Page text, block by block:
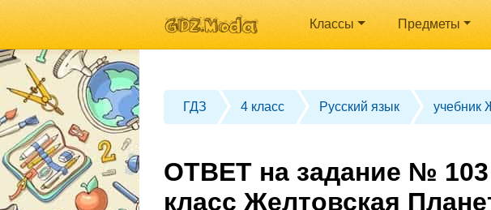
Классы Предметы
ГДЗ 4 класс Русский язык учебник
ОТВЕТ на задание №
класс Желтовская